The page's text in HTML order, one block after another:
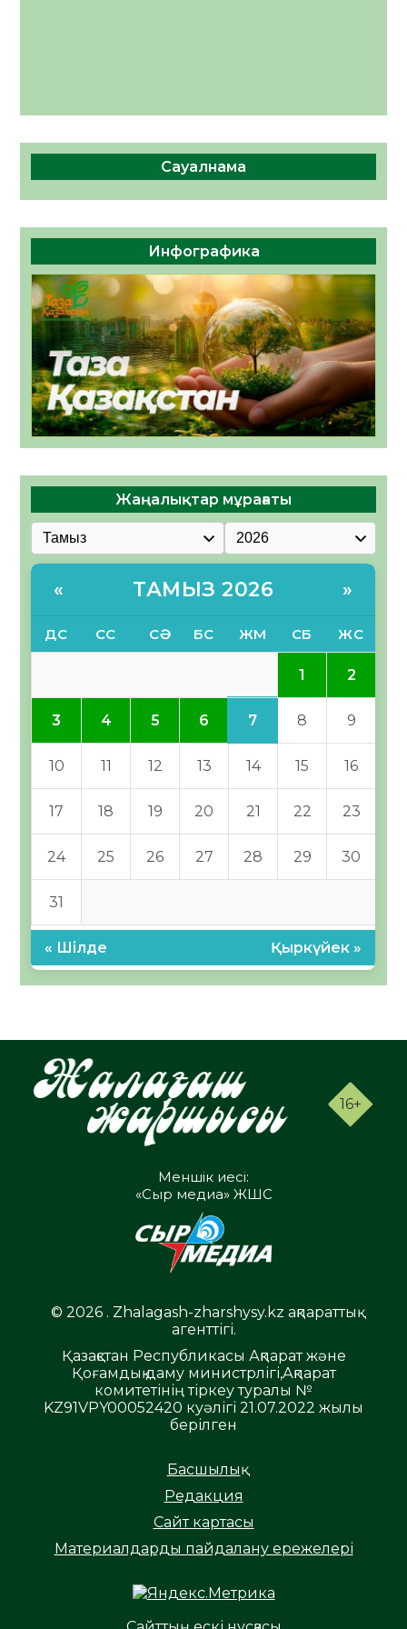
Сауалнама
Инфографика
Жаңалықтар мұрағаты
« ТАМЫЗ 2026 »
ДС СС СӘ БС ЖМ СБ ЖС
1 2
3 4 5 6 7 8 9
10 11 12 13 14 15 16
17 18 19 20 21 22 23
24 25 26 27 28 29 30
31
« Шілде Қыркүйек »
16+
Меншік иесі:
«Сыр медиа» ЖШС
© 2026 . Zhalagash-zharshysy.kz ақпараттық
агенттігі.
Қазақстан Республикасы Ақпарат және
Қоғамдық даму министрлігі,Ақпарат
комитетінің тіркеу туралы №
KZ91VPY00052420 куәлігі 21.07.2022 жылы
берілген
Басшылық
Редакция
Сайт картасы
Материалдарды пайдалану ережелері